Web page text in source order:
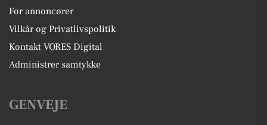
For annoncører
Vilkår og Privatlivspolitik
Kontakt VORES Digital
Administrer samtykke
GENVEJE